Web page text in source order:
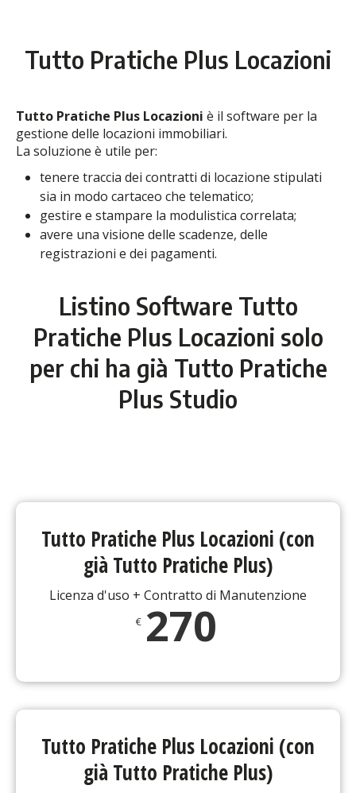
Tutto Pratiche Plus Locazioni
Tutto Pratiche Plus Locazioni è il software per la
gestione delle locazioni immobiliari.
La soluzione è utile per:
tenere traccia dei contratti di locazione stipulati
sia in modo cartaceo che telematico;
gestire e stampare la modulistica correlata;
avere una visione delle scadenze, delle
registrazioni e dei pagamenti.
Listino Software Tutto
Pratiche Plus Locazioni solo
per chi ha già Tutto Pratiche
Plus Studio
Tutto Pratiche Plus Locazioni (con
già Tutto Pratiche Plus)
Licenza d'uso + Contratto di Manutenzione
€ 270
Tutto Pratiche Plus Locazioni (con
già Tutto Pratiche Plus)